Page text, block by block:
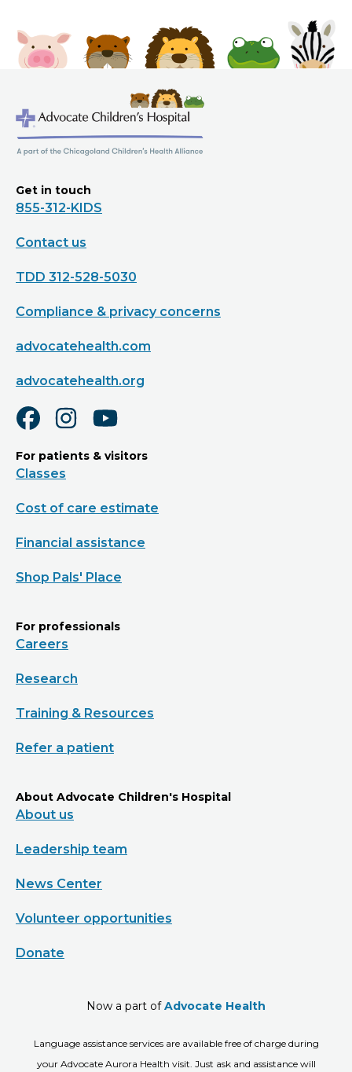
Get in touch
855-312-KIDS
Contact us
TDD 312-528-5030
Compliance & privacy concerns
advocatehealth.com
advocatehealth.org
For patients & visitors
Classes
Cost of care estimate
Financial assistance
Shop Pals' Place
For professionals
Careers
Research
Training & Resources
Refer a patient
About Advocate Children's Hospital
About us
Leadership team
News Center
Volunteer opportunities
Donate
Now a part ofAdvocate Health
Language assistance services are available free of charge during
your Advocate Aurora Health visit. Just ask and assistance will